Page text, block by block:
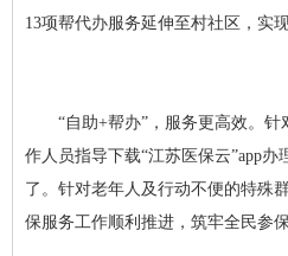
13项帮代办服务延伸至村社区，实
“自助+帮办”，服务更高效。
作人员指导下载“江苏医保云”app
了。针对老年人及行动不便的特殊
保服务工作顺利推进，筑牢全民参保